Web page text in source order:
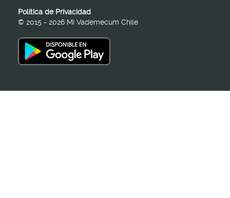
Política de Privacidad
© 2015 - 2026 Mi Vademecum Chile